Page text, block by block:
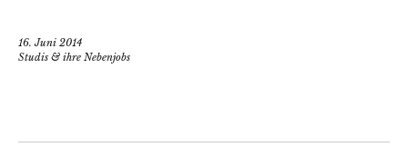
16. Juni 2014
Studis & ihre Nebenjobs